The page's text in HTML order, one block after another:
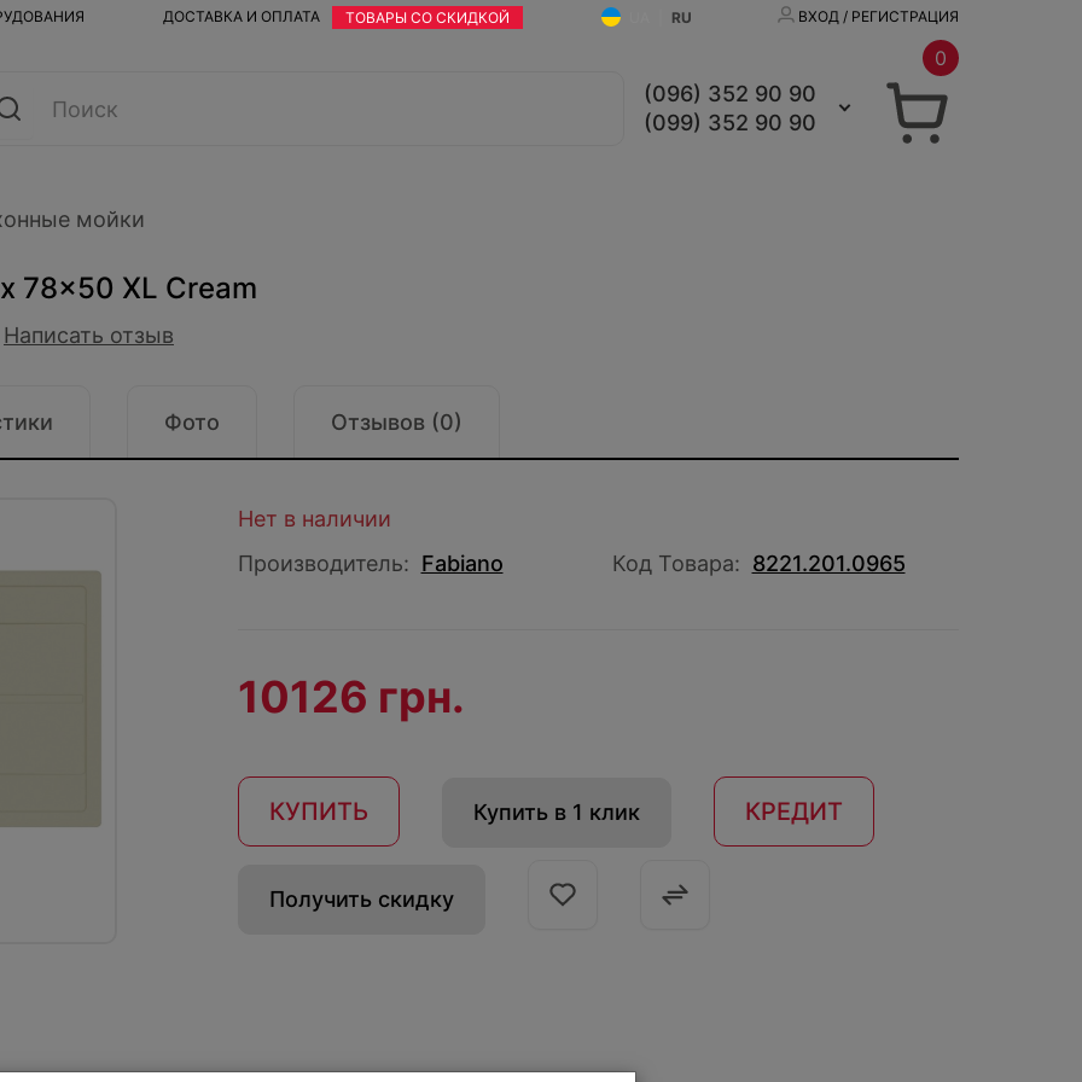
ДОСТАВКА И ОПЛАТА ТОВАРЫ СО СКИДКОЙ RU ВХОД / РЕГИСТРАЦИЯ
(096) 352 90 90
(099) 352 90 90
0
мойки
78x50 XL Cream
Написать отзыв
Фото Отзывов (0)
Нет в наличии
Производитель: Fabiano Код Товара: 8221.201.0965
10126 грн.
КУПИТЬ Купить в 1 клик КРЕДИТ
Получить скидку